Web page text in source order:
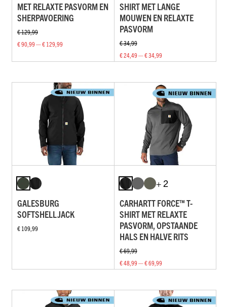
MET RELAXTE PASVORM EN
SHERPAVOERING
€ 129,99
€ 90,99 — € 129,99
SHIRT MET LANGE
MOUWEN EN RELAXTE
PASVORM
€ 34,99
€ 24,49 — € 34,99
GALESBURG
SOFTSHELLJACK
€ 109,99
+ 2
CARHARTT FORCE™ T-
SHIRT MET RELAXTE
PASVORM, OPSTAANDE
HALS EN HALVE RITS
€ 69,99
€ 48,99 — € 69,99